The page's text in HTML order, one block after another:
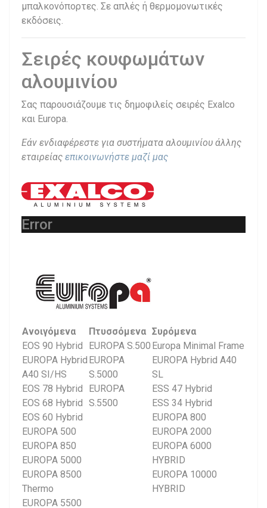
μπαλκονόπορτες. Σε απλές ή θερμομονωτικές
εκδόσεις.
Σειρές κουφωμάτων
αλουμινίου
Σας παρουσιάζουμε τις δημοφιλείς σειρές Exalco
και Europa.
Εάν ενδιαφέρεστε για συστήματα αλουμινίου άλλης
εταιρείας επικοινωνήστε μαζί μας
Error
Ανοιγόμενα
EOS 90 Hybrid
EUROPA Hybrid
A40 SI/HS
EOS 78 Hybrid
EOS 68 Hybrid
EOS 60 Hybrid
EUROPA 500
EUROPA 850
EUROPA 5000
EUROPA 8500
Thermo
EUROPA 5500
Πτυσσόμενα
EUROPA S.500
EUROPA
S.5000
EUROPA
S.5500
Συρόμενα
Europa Minimal Frame
EUROPA Hybrid A40
SL
ESS 47 Hybrid
ESS 34 Hybrid
EUROPA 800
EUROPA 2000
EUROPA 6000
HYBRID
EUROPA 10000
HYBRID